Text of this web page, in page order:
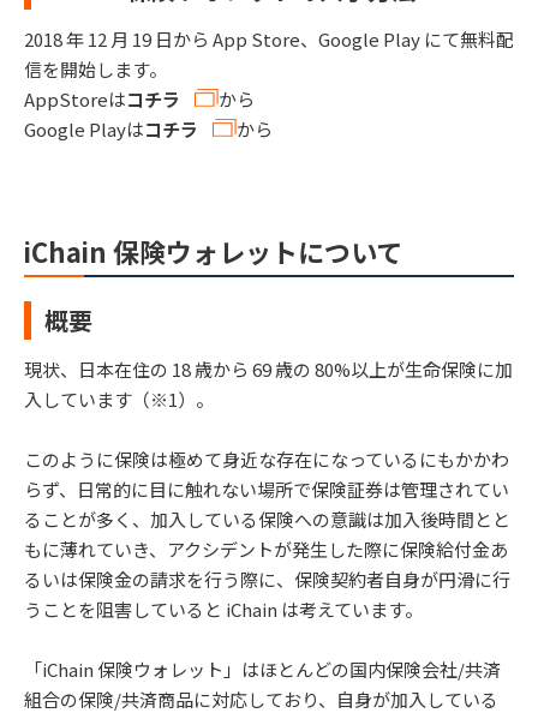
2018 年 12 ⽉ 19 ⽇から App Store、Google Play にて無料配
信を開始します。
AppStoreはコチラ
から
Google Playはコチラ から
iChain 保険ウォレットについて
概要
現状、日本在住の 18 歳から 69 歳の 80%以上が⽣命保険に加
入しています（※1）。
このように保険は極めて身近な存在になっているにもかかわ
らず、日常的に目に触れない場所で保険証券は管理されてい
ることが多く、加入している保険への意識は加入後時間とと
もに薄れていき、アクシデントが発⽣した際に保険給付金あ
るいは保険金の請求を行う際に、保険契約者自身が円滑に行
うことを阻害していると iChain は考えています。
「iChain 保険ウォレット」はほとんどの国内保険会社/共済
組合の保険/共済商品に対応しており、自身が加入している